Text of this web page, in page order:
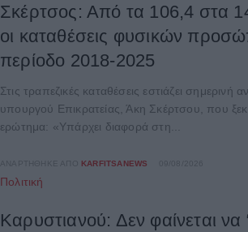
Σκέρτσος: Από τα 106,4 στα
οι καταθέσεις φυσικών
περίοδο 2018-2025
Στις τραπεζικές καταθέσεις εστιάζει σημερινή
υπουργού Επικρατείας, Άκη Σκέρτσου, που
ερώτημα: «Υπάρχει διαφορά στη...
ΑΝΑΡΤΉΘΗΚΕ ΑΠΌ KARFITSANEWS 09/08/2026
Πολιτική
Καρυστιανού: Δεν φαίνεται να